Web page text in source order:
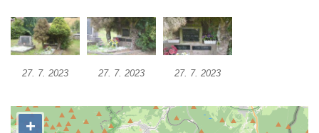
Kenotaf Leopolda Malata na hřbitově v
Dolním Podluží
Kenotaf Antona Klause na hřbitově v
Dolním Podluží
Dolním Podluží
27. 7. 2023 27. 7. 2023 27. 7. 2023